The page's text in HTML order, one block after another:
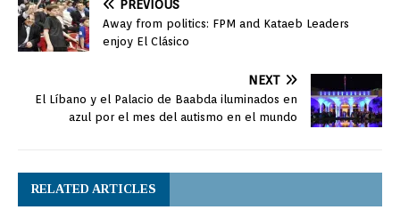
PREVIOUS
Away from politics: FPM and Kataeb Leaders
enjoy El Clásico
NEXT
El Líbano y el Palacio de Baabda iluminados en
azul por el mes del autismo en el mundo
RELATED ARTICLES